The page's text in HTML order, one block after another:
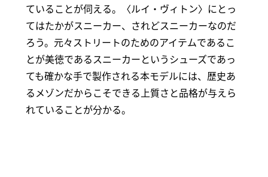
ていることが伺える。〈ルイ・ヴィトン〉にとっ
てはたかがスニーカー、されどスニーカーなのだ
ろう。元々ストリートのためのアイテムであるこ
とが美徳であるスニーカーというシューズであっ
ても確かな手で製作される本モデルには、歴史あ
るメゾンだからこそできる上質さと品格が与えら
れていることが分かる。